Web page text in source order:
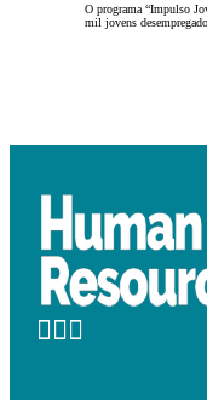
O programa “Impulso
mil jovens